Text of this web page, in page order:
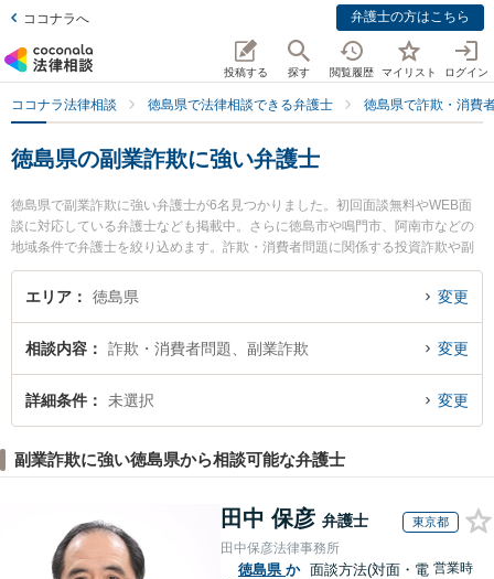
ココナラへ 弁護士の方はこちら
投稿する 探す 閲覧履歴 マイリスト ログイン
ココナラ法律相談 徳島県で法律相談できる弁護士 徳島県で詐欺・消費
徳島県の副業詐欺に強い弁護士
徳島県で副業詐欺に強い弁護士が6名見つかりました。初回面談無料やWEB面
談に対応している弁護士なども掲載中。さらに徳島市や鳴門市、阿南市などの
地域条件で弁護士を絞り込めます。詐欺・消費者問題に関係する投資詐欺や副
業詐欺、FX詐欺等の細かな分野での絞り込み検索もでき便利です。特に朝田啓
祐法律事務所の三木 哲平弁護士や弁護士法人徳島合同法律事務所の菊池 真喜男
のトラブルを今すぐに弁護士に相談したい』『副業詐欺のトラブル解決の実績
豊富な近くの弁護士を検索したい』『初回相談無料で副業詐欺を法律相談でき
る徳島県内の弁護士に相談予約したい』などでお困りの相談者さんにおすすめ
エリア 徳島県 変更
相談内容 詐欺・消費者問題、副業詐欺 変更
詳細条件 未選択 変更
副業詐欺に強い徳島県から相談可能な弁護士
田中 保彦 弁護士 東京都
田中保彦法律事務所
徳島県 か 面談方法(対面・電 営業時